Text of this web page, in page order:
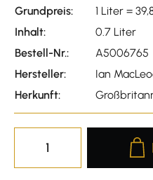
Grundpreis:
1 Liter =
Inhalt:
0.7 Liter
Bestell-Nr.:
A5006765
Hersteller:
Ian
Herkunft:
Produkt